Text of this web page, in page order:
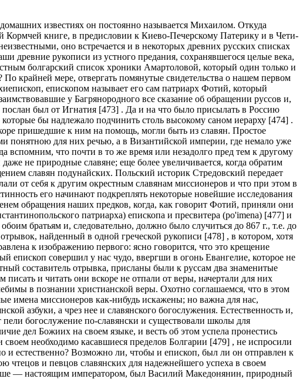
известиях он постоянно называется Михаилом. Откуда
Кормчей книге, в предисловии к Киево-Печерскому Патерику и в Чети-
оно встречается и в некоторых древних русских списках
древние рукописи из устного предания, сохранявшегося целые века,
болгарский список хроники Амартоловой, который один только и
крайней мере, отвергать помянутые свидетельства о нашем первом
епископом называет его сам патриарх Фотий, который
у Багрянородного все сказание об обращении руссов и,
послан был от Игнатия [473] . Да и на что было присылать в Россию
бы надлежало подчинить столь высокому саном иерарху [474] .
пришедшие к ним на помощь, могли быть из славян. Простое
понятною для них речью, а в Византийской империи, где немало уже
вспомним, что почти в то же время или незадолго пред тем к другому
не природные славяне; еще более увеличивается, когда обратим
славян подунайских. Польский историк Стредовский передает
от себя к другим окрестным славянам миссионеров и что при этом в
его начинают подкреплять некоторые новейшие исследования
обращения наших предков, когда, как говорит Фотий, приняли они
патриарха) епископа и пресвитера (po'imena) [477] и
братьям и, следовательно, должно было случиться до 867 г., т.е. до
найденный в одной греческой рукописи [478] , в котором, хотя
к изображению первого: ясно говорится, что это крещение
совершил у нас чудо, ввергши в огонь Евангелие, которое не
составитель отрывка, присланы были к руссам два знаменитые
и читать они вскоре не отпали от веры, начертали для них
в познании христианской веры. Охотно соглашаемся, что в этом
имена миссионеров как-нибудь искажены; но важна для нас,
азбуки, а чрез нее и славянского богослужения. Естественность и,
пели богослужение по-славянски и существовали школы для
дел Божиих на своем языке, и весть об этом успела пронестись
необходимо касавшиеся пределов Болгарии [479] , не испросили
и естественно? Возможно ли, чтобы и епископ, был ли он отправлен к
чтецов и певцов славянских для надежнейшего успеха в своем
— настоящим императором, был Василий Македонянин, природный